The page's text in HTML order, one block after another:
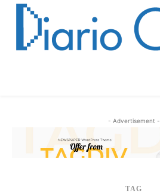
- Advertisement -
TAG